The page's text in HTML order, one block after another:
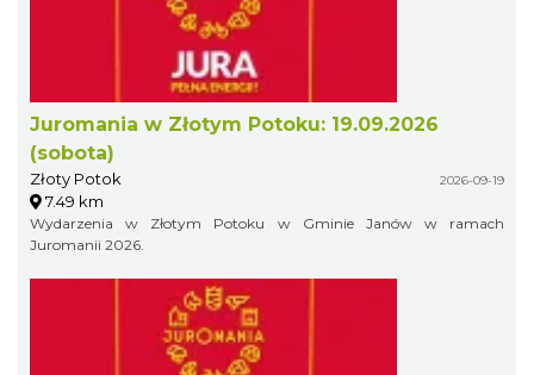
Juromania w Złotym Potoku: 19.09.2026
(sobota)
Złoty Potok 2026-09-19
7.49 km
Wydarzenia w Złotym Potoku w Gminie Janów w ramach
Juromanii 2026.